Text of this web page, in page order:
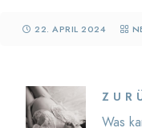
22. APRIL 2024
Was